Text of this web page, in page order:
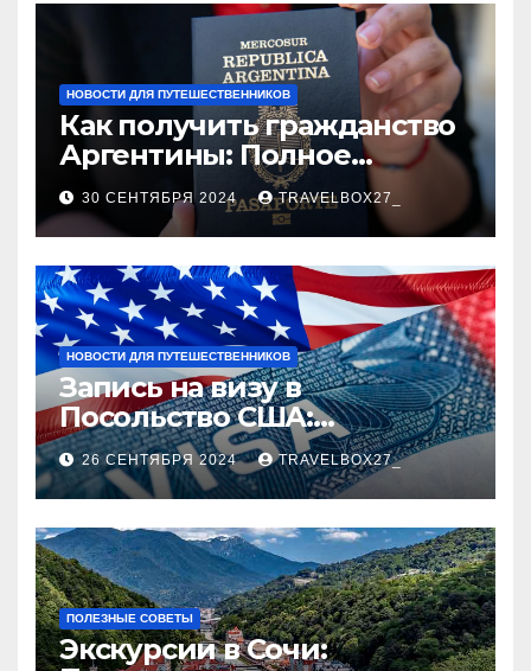
НОВОСТИ ДЛЯ ПУТЕШЕСТВЕННИКОВ
Как получить гражданство
Аргентины: Полное
руководство
30 СЕНТЯБРЯ 2024 TRAVELBOX27_
НОВОСТИ ДЛЯ ПУТЕШЕСТВЕННИКОВ
Запись на визу в
Посольство США:
Пошаговое руководство
26 СЕНТЯБРЯ 2024 TRAVELBOX27_
ПОЛЕЗНЫЕ СОВЕТЫ
Экскурсии в Сочи: